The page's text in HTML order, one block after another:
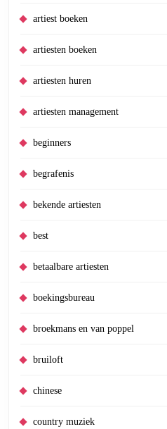
artiest boeken
artiesten boeken
artiesten huren
artiesten management
beginners
begrafenis
bekende artiesten
best
betaalbare artiesten
boekingsbureau
broekmans en van poppel
bruiloft
chinese
country muziek